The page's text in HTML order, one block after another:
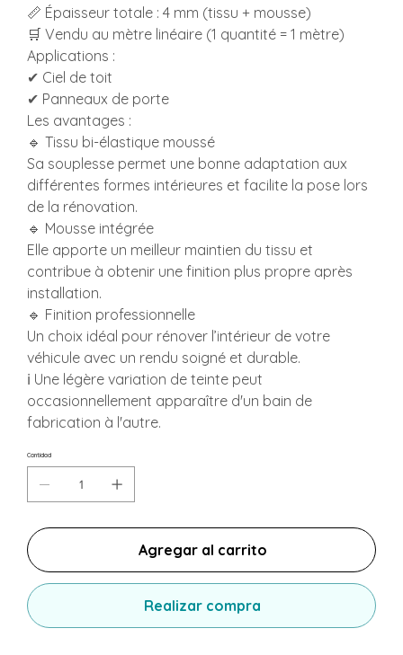
📏 Épaisseur totale : 4 mm (tissu + mousse)
🛒 Vendu au mètre linéaire (1 quantité = 1 mètre)
Applications :
✔ Ciel de toit
✔ Panneaux de porte
Les avantages :
🔹 Tissu bi-élastique moussé
Sa souplesse permet une bonne adaptation aux
différentes formes intérieures et facilite la pose lors
de la rénovation.
🔹 Mousse intégrée
Elle apporte un meilleur maintien du tissu et
contribue à obtenir une finition plus propre après
installation.
🔹 Finition professionnelle
Un choix idéal pour rénover l’intérieur de votre
véhicule avec un rendu soigné et durable.
ℹ️ Une légère variation de teinte peut
occasionnellement apparaître d'un bain de
fabrication à l'autre.
Cantidad
Agregar al carrito
Realizar compra